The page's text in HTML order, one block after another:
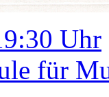
Uhr
für